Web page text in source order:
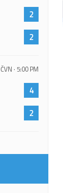
2
2
· 5:00 PM
4
2